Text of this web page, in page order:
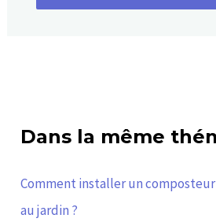
Dans la même
Comment installer un
au jardin ?